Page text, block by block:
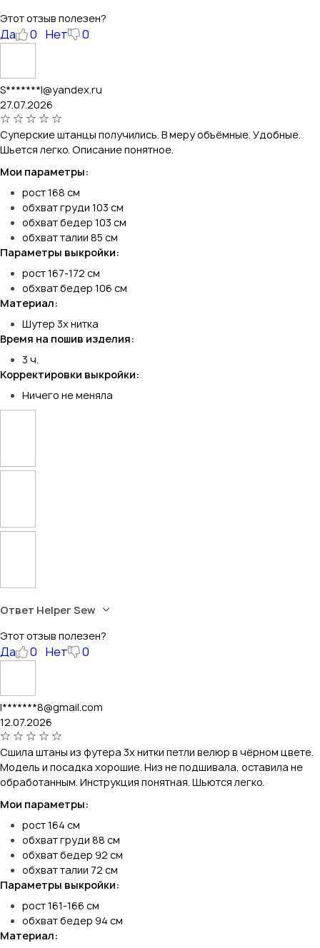
Этот отзыв полезен?
Да 0 Нет 0
S*******l@yandex.ru
27.07.2026
Суперские штанцы получились. В меру объёмные. Удобные.
Шьется легко. Описание понятное.
Мои параметры:
рост 168 см
обхват груди 103 см
обхват бедер 103 см
обхват талии 85 см
Параметры выкройки:
рост 167-172 см
обхват бедер 106 см
Материал:
Шутер 3х нитка
Время на пошив изделия:
3 ч.
Корректировки выкройки:
Ничего не меняла
Ответ Helper Sew
Этот отзыв полезен?
Да 0 Нет 0
l*******8@gmail.com
12.07.2026
Сшила штаны из футера 3х нитки петли велюр в чёрном цвете.
Модель и посадка хорошие. Низ не подшивала, оставила не
обработанным. Инструкция понятная. Шьются легко.
Мои параметры:
рост 164 см
обхват груди 88 см
обхват бедер 92 см
обхват талии 72 см
Параметры выкройки:
рост 161-166 см
обхват бедер 94 см
Материал: